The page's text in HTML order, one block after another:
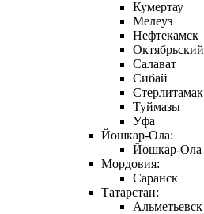
Кумертау
Мелеуз
Нефтекамск
Октябрьский
Салават
Сибай
Стерлитамак
Туймазы
Уфа
Йошкар-Ола:
Йошкар-Ола
Мордовия:
Саранск
Татарстан:
Альметьевск